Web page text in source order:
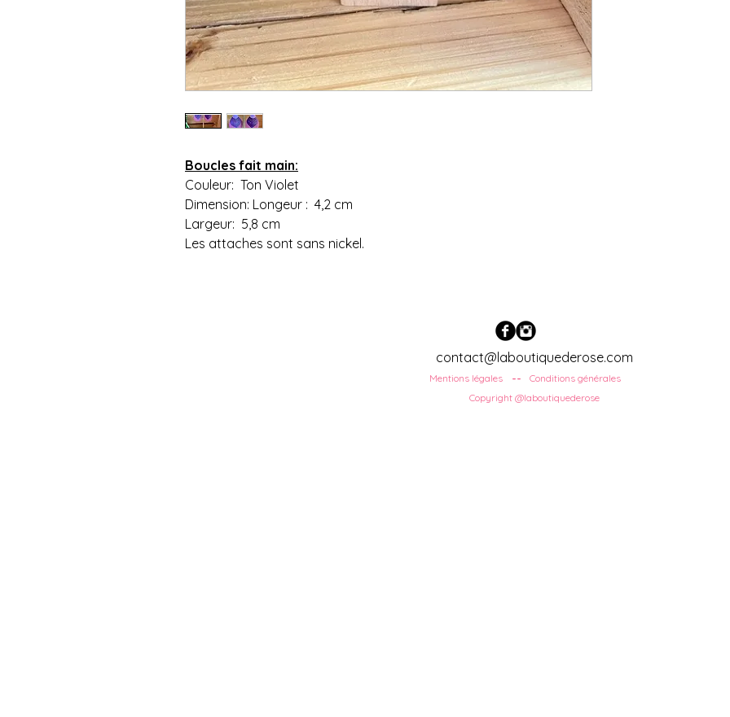
Boucles fait main:
Couleur: Ton Violet
Dimension: Longeur : 4,2 cm
Largeur: 5,8 cm
Les attaches sont sans nickel.
contact@laboutiquederose.com
Mentions légales Conditions générales
--
Copyright @laboutiquederose